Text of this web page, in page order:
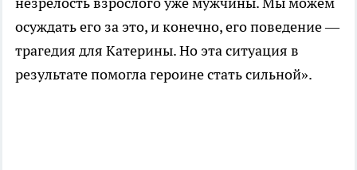
осуждать его за это, и конечно, его поведение —
трагедия для Катерины. Но эта ситуация в
результате помогла героине стать сильной».